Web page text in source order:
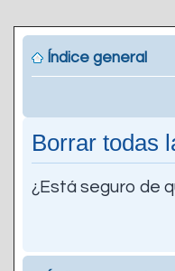
Índice general
Borrar todas
¿Está seguro de